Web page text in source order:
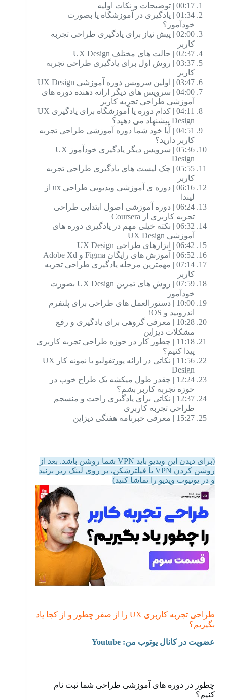
00:17 | توضیحات و نکات اولیه
01:34 | یادگیری در آموزشگاه یا بصورت
خودآموز؟
02:00 | پیش نیاز برای یادگیری طراحی تجربه
کاربر
02:37 | حالت های مختلف UX Design
03:37 | روش اول برای یادگیری طراحی تجربه
کاربر
03:47 | اولین سرویس دوره آموزشی UX Design
04:00 | سرویس های دیگر ارائه دهنده دوره های
آموزشی طراحی تجربه کاربر
04:11 | کدام دوره یا آموزشگاه برای یادگیری UX
Design پیشنهاد می دهید؟
04:51 | آیا خود شما دوره آموزشی طراحی تجربه
کاربر دارید؟
05:36 | سرویس دیگر یادگیری خودآموز UX
Design
05:55 | چک لیست های یادگیری طراحی تجربه
کاربر
06:16 | دوره ی آموزشی ویدیویی طراحی ux از
لیندا
06:24 | دوره آموزشی اصول ابتدایی طراحی
تجربه کاربری از Coursera
06:32 | نکته خیلی مهم در یادگیری دوره های
آموزشی UX Design
06:42 | ابزارهای طراحی UX Design
06:52 | آموزش های رایگان Figma و Adobe Xd
07:14 | مهمترین مرحله یادگیری طراحی تجربه
کاربر
07:59 | روش های تمرین UX Design بصورت
خودآموز
10:00 | دستورالعمل های طراحی برای پلتفرم
اندرویید و iOS
10:28 | معرفی گروهی برای یادگیری و رفع
مشکلات دیزاین
11:18 | چطور کار در حوزه طراحی تجربه کاربری
پیدا کنیم؟
11:56 | نکاتی در ارائه پورتفولیو یا نمونه کار UX
Design
12:24 | چقدر طول میکشه یک طراح خوب در
حوزه تجربه کاربر بشم؟
12:37 | نکاتی برای یادگیری راحت و منسجم
طراحی تجربه کاربری
15:27 | معرفی خبرنامه هفتگی دیزاین
(برای دیدن این ویدیو باید VPN شما روشن باشد. بعد از
روشن کردن VPN یا فیلترشکن، بر روی لینک زیر بزنید
و در یوتیوب ویدیو را تماشا کنید)
طراحی تجربه کاربری UX را از صفر چطور و از کجا یاد
بگیریم؟
عضویت در کانال یوتوب من: Youtu be
چطور در دوره های آموزشی طراحی شما ثبت نام
کنیم؟